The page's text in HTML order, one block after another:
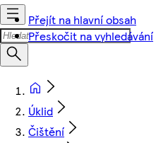
Přejít na hlavní obsah
Přeskočit na vyhledávání
Úklid
Čištění